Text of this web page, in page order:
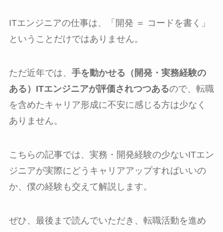
ITエンジニアの仕事は、「開発 ＝ コードを書く」
ということだけではありません。
ただ近年では、 手を動かせる（開発・実務経験の
ある）ITエンジニアが評価されつつあるので、転職
を含めたキャリア形成に不安に感じる方は少なく
ありません。
こちらの記事では、実務・開発経験の少ないITエン
ジニアが実際にどうキャリアアップすればいいの
か、僕の経験も交えて解説します。
ぜひ、最後まで読んでいただき、転職活動を進め